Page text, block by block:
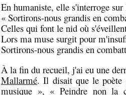
En humaniste, elle s'interroge
« Sortirons-nous grandis en
Celles qui font le nid où
Lors ma muse surgit pour
Sortirons-nous grandis en
À la fin du recueil, j'ai eu une
Mallarmé. Il disait que le poète
musique », « Peindre non la